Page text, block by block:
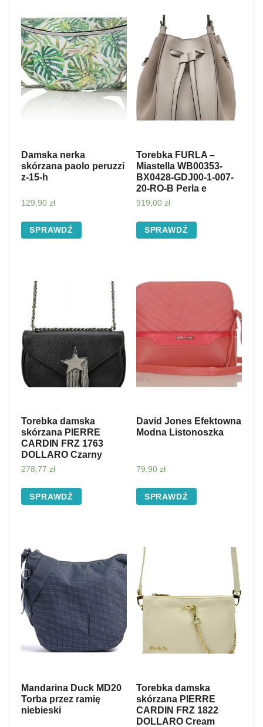
Damska nerka
skórzana paolo peruzzi
z-15-h
129,90 zł
SPRAWDŹ
Torebka FURLA –
Miastella WB00353-
BX0428-GDJ00-1-007-
20-RO-B Perla e
919,00 zł
SPRAWDŹ
Torebka damska
skórzana PIERRE
CARDIN FRZ 1763
DOLLARO Czarny
278,77 zł
SPRAWDŹ
David Jones Efektowna
Modna Listonoszka
79,90 zł
SPRAWDŹ
Mandarina Duck MD20
Torba przez ramię
niebieski
Torebka damska
skórzana PIERRE
CARDIN FRZ 1822
DOLLARO Cream